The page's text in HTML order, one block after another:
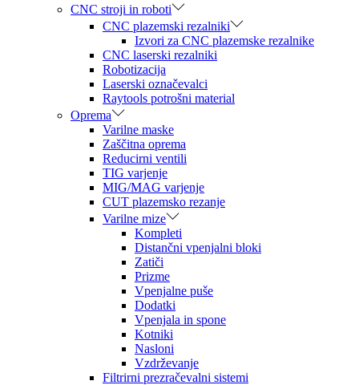
CNC stroji in roboti
CNC plazemski rezalniki
Izvori za CNC plazemske rezalnike
CNC laserski rezalniki
Robotizacija
Laserski označevalci
Raytools potrošni material
Oprema
Varilne maske
Zaščitna oprema
Reducirni ventili
TIG varjenje
MIG/MAG varjenje
CUT plazemsko rezanje
Varilne mize
Kompleti
Distančni vpenjalni bloki
Zatiči
Prizme
Vpenjalne puše
Dodatki
Vpenjala in spone
Kotniki
Nasloni
Vzdrževanje
Filtrirni prezračevalni sistemi